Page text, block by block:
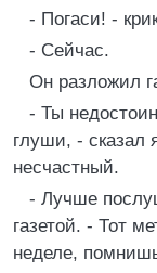
- Погаси! -
- Сейчас.
Он разложил
- Ты
глуши, - сказал
несчастный.
- Лучше
газетой. - Тот
неделе,